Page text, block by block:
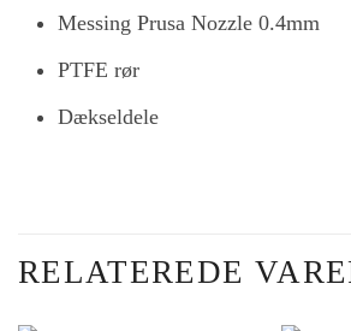
Messing Prusa Nozzle 0.4mm
PTFE rør
Dækseldele
RELATEREDE